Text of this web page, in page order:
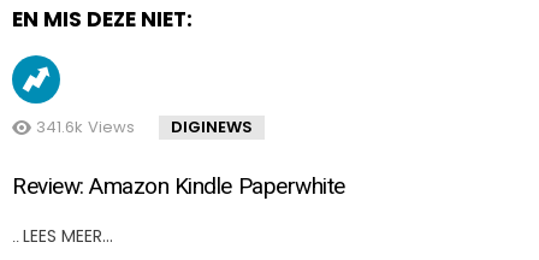
EN MIS DEZE NIET:
341.6k Views DIGINEWS
Review: Amazon Kindle Paperwhite
LEES MEER…